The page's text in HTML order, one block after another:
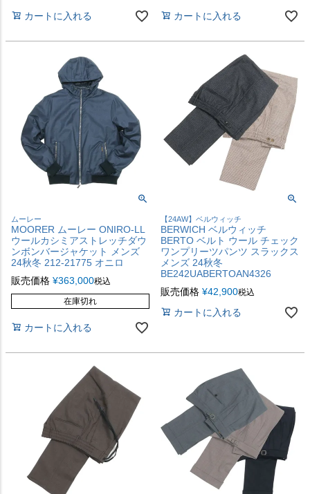
カートに入れる カートに入れる
ムーレー
MOORER ムーレー ONIRO-LL
ウールカシミアストレッチダウ
ンボンバージャケット メンズ
24秋冬 212-21775 オニロ
販売価格 ¥363,000税込
在庫切れ
カートに入れる
【24AW】ベルウィッチ
BERWICH ベルウィッチ
BERTO ベルト ウール チェック
ワンプリーツパンツ スラックス
メンズ 24秋冬
BE242UABERTOAN4326
販売価格 ¥42,900税込
カートに入れる